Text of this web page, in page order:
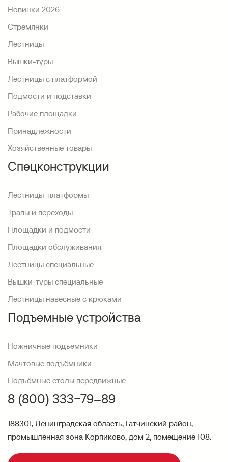
Новинки 2026
Стремянки
Лестницы
Вышки-туры
Лестницы с платформой
Подмости и подставки
Рабочие площадки
Принадлежности
Хозяйственные товары
Спецконструкции
Лестницы-платформы
Трапы и переходы
Площадки и подмости
Площадки обслуживания
Лестницы специальные
Вышки-туры специальные
Лестницы навесные с крюками
Подъемные устройства
Ножничные подъёмники
Мачтовые подъёмники
Подъёмные столы передвижные
8 (800) 333−79–89
188301, Ленинградская область, Гатчинский район,
промышленная зона Корпиково, дом 2, помещение 108.